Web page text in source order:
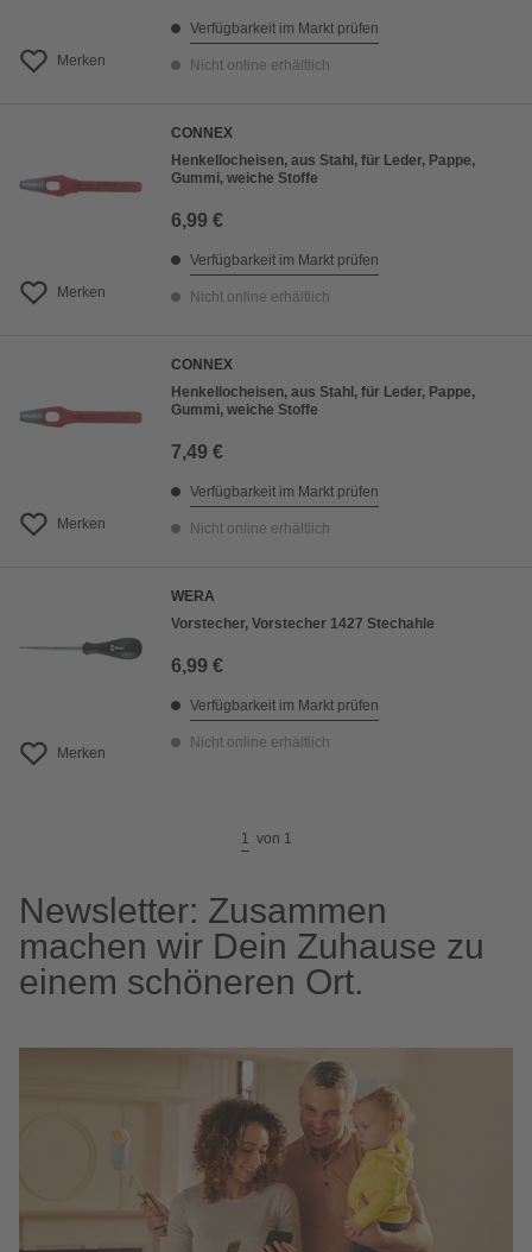
Merken
Verfügbarkeit im Markt prüfen
Nicht online erhältlich
Merken
CONNEX
Henkellocheisen, aus Stahl, für Leder, Pappe,
Gummi, weiche Stoffe
6,99 €
Verfügbarkeit im Markt prüfen
Nicht online erhältlich
Merken
CONNEX
Henkellocheisen, aus Stahl, für Leder, Pappe,
Gummi, weiche Stoffe
7,49 €
Verfügbarkeit im Markt prüfen
Nicht online erhältlich
Merken
WERA
Vorstecher, Vorstecher 1427 Stechahle
6,99 €
Verfügbarkeit im Markt prüfen
Nicht online erhältlich
1 von 1
Newsletter: Zusammen
machen wir Dein Zuhause zu
einem schöneren Ort.